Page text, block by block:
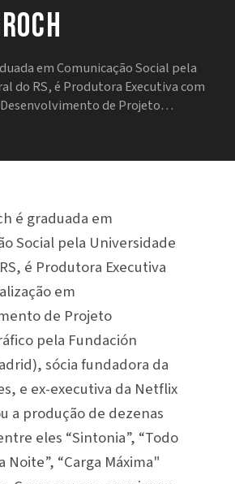
em Comunicação Social pela
do RS, é Produtora Executiva com
de Projeto…
é graduada em
Social pela Universidade
é Produtora Executiva
em
de Projeto
pela Fundación
sócia fundadora da
e ex-executiva da Netflix
a produção de dezenas
eles “Sintonia”, “Todo
Noite”, “Carga Máxima"